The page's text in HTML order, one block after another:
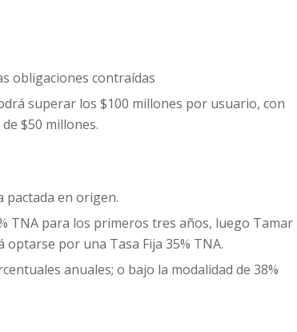
obligaciones contraídas
superar los $100 millones por usuario, con
$50 millones.
pactada en origen.
TNA para los primeros tres años, luego Tamar
por una Tasa Fija 35% TNA.
anuales; o bajo la modalidad de 38%